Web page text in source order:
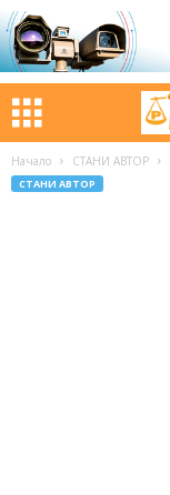
Начало СТАНИ АВТОР
СТАНИ АВТОР